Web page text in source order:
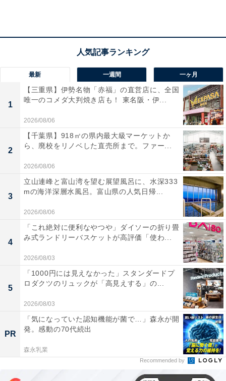
駒と盤は完全木製。駒箱は駒台としても使える
9×9マスの本将棋はまだ難しいと感じる方でも、気軽に
遊ぶことができます。
始めるまでわからない！ ついたてを使った「自由
配置将棋」も
さらに本商品では、ついたてを使ってお互いの駒を自由
に並べて戦う「​自由配置将棋」も可能。
最新 一週間 一ヶ月
1
【三重県】伊勢名物「赤福」の直営店に、全国
唯一のコメダ大判焼き店も！ 東名阪・伊...
2026/08/06
2
【千葉県】918㎡の県内最大級マーケットか
ら、廃校をリノベした直売所まで。ファー...
2026/08/06
3
立山連峰と富山湾を望む展望風呂に、水深333
mの海洋深層水風呂。富山県の人気日帰...
2026/08/06
4
「これ絶対に便利なやつや」ダイソーの折り畳
み式ランドリーバスケットが高評価「使わ...
2026/08/03
5
「1000円には見えなかった」スタンダードプ
ロダクツのリュックが「高見えする」の...
2026/08/03
PR
「気になっていた認知機能が菌で…」森永が開
発。感動の70代続出
森永乳業
Recommended by